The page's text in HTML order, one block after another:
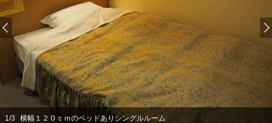
1/3 横幅１２０ｃｍのベッドありシングルルーム